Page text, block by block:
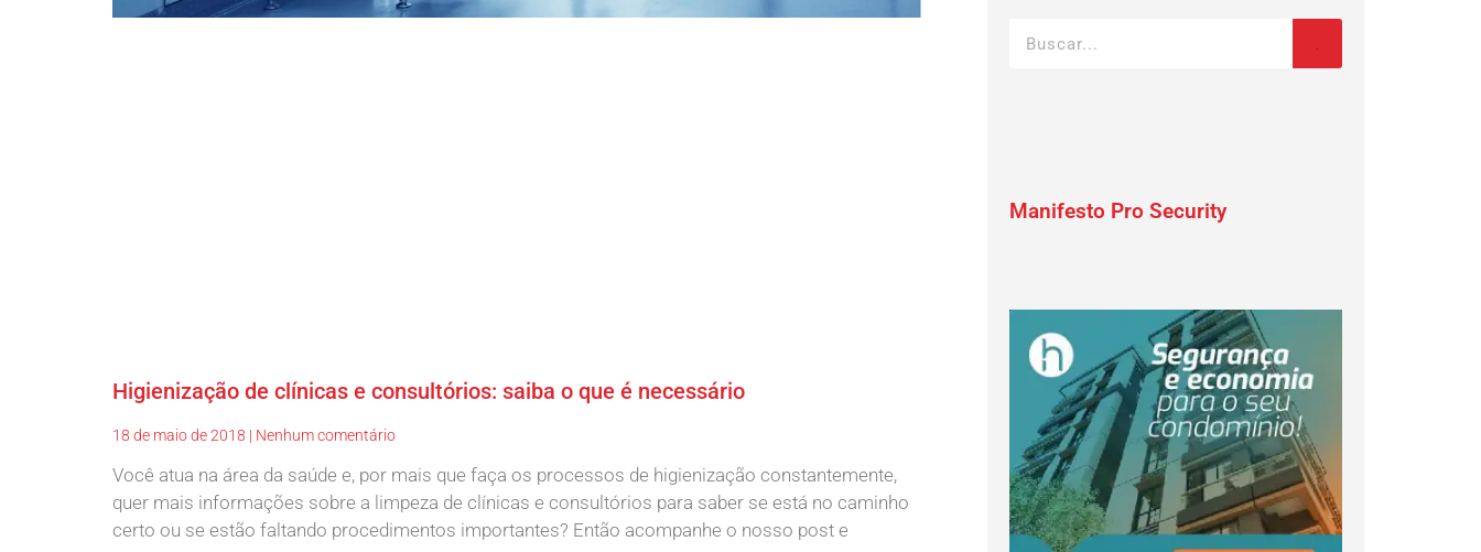
Higienização de clínicas e consultórios: saiba o que é necessário
18 de maio de 2018 Nenhum comentário
Você atua na área da saúde e, por mais que faça os processos de higienização constantemente,
quer mais informações sobre a limpeza de clínicas e consultórios para saber se está no caminho
certo ou se estão faltando procedimentos importantes? Então acompanhe o nosso post e
Manifesto Pro Security